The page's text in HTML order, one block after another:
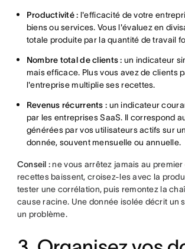
Productivité : l'efficacité de votre
biens ou services. Vous l'évaluez en
totale produite par la quantité de travail
Nombre total de clients : un indicateur
mais efficace. Plus vous avez de clients
l'entreprise multiplie ses recettes.
Revenus récurrents : un indicateur
par les entreprises SaaS. Il correspond
générées par vos utilisateurs actifs sur
donnée, souvent mensuelle ou annuelle.
Conseil : ne vous arrêtez jamais au
recettes baissent, croisez-les avec la
tester une corrélation, puis remontez la
cause racine. Une donnée isolée décrit un
un problème.